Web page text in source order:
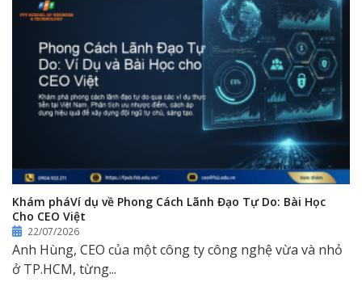
Khám pháVí dụ về Phong Cách Lãnh Đạo Tự Do: Bài Học
Cho CEO Việt
22/07/2026
Anh Hùng, CEO của một công ty công nghệ vừa và nhỏ
ở TP.HCM, từng...